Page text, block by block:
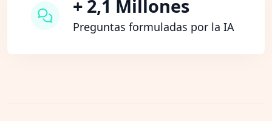
+ 2,1 Millones
Preguntas formuladas por la IA